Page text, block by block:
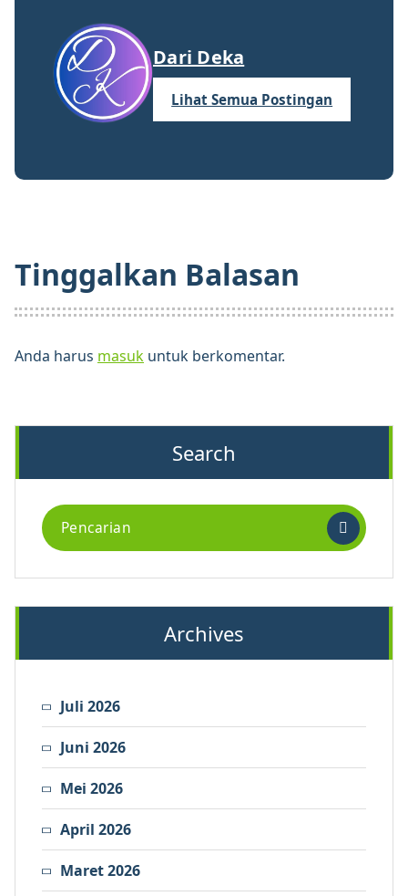
Dari Deka
Lihat Semua Postingan
Tinggalkan Balasan
Anda harus masuk untuk berkomentar.
Search
Archives
Juli 2026
Juni 2026
Mei 2026
April 2026
Maret 2026